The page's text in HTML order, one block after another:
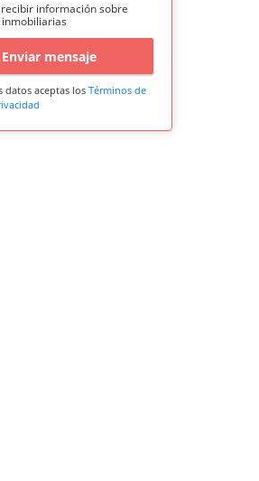
información sobre
Enviar mensaje
datos aceptas los Términos de